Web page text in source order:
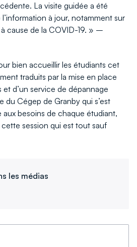
La visite guidée a été
à jour, notamment sur
cause de la COVID-19. » –
bien accueillir les étudiants cet
traduits par la mise en place
d’un service de dépannage
du Cégep de Granby qui s’est
besoins de chaque étudiant,
session qui est tout sauf
les médias